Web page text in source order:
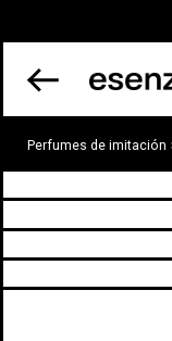
Perfumes de imitación